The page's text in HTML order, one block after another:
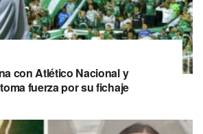
con Atlético Nacional y
fuerza por su fichaje